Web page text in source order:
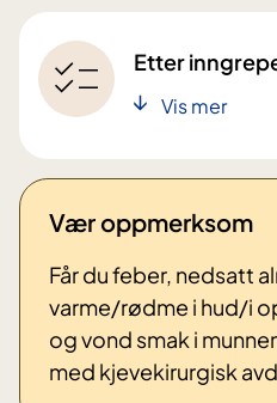
Etter
Vis mer
Vær oppmerksom
Får du feber, nedsatt
varme/rødme i hud/i
og vond smak i
med kjevekirurgisk